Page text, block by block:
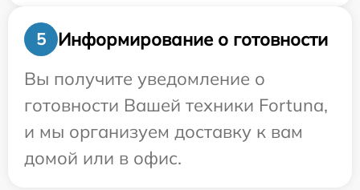
5
Информирование о готовности
Вы получите уведомление о
готовности Вашей техники Fortuna,
и мы организуем доставку к вам
домой или в офис.